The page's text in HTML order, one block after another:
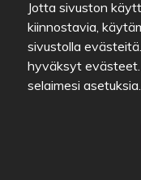
Jotta sivuston
kiinnostavia,
sivustolla
hyväksyt
selaimesi asetuksia.